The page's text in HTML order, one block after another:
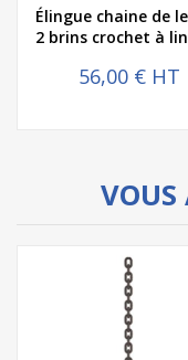
Élingue chaine de
2 brins crochet à
56,00 € HT
VOUS